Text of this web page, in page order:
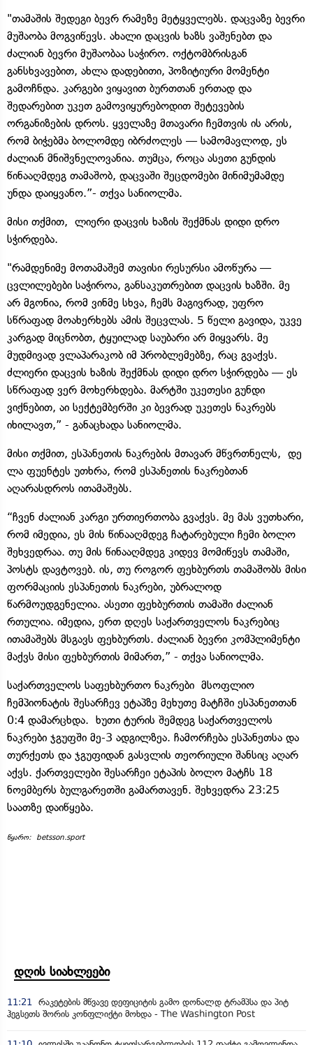
"თამაშის შედეგი ბევრ რამეზე მეტყველებს. დაცვაზე ბევრი
მუშაობა მოგვიწევს. ახალი დაცვის ხაზს ვაშენებთ და
ძალიან ბევრი მუშაობაა საჭირო. ოქტომბრისგან
განსხვავებით, ახლა დადებითი, პოზიტიური მომენტი
გამოჩნდა. კარგები ვიყავით ბურთთან ერთად და
შედარებით უკეთ გამოვიყურებოდით შეტევების
ორგანიზების დროს. ყველაზე მთავარი ჩემთვის ის არის,
რომ ბიჭებმა ბოლომდე იბრძოლეს — სამომავლოდ, ეს
ძალიან მნიშვნელოვანია. თუმცა, როცა ასეთი გუნდის
წინააღმდეგ თამაშობ, დაცვაში შეცდომები მინიმუმამდე
უნდა დაიყვანო.”- თქვა სანიოლმა.
მისი თქმით, ლიერი დაცვის ხაზის შექმნას დიდი დრო
სჭირდება.
"რამდენიმე მოთამაშემ თავისი რესურსი ამოწურა —
ცვლილებები საჭიროა, განსაკუთრებით დაცვის ხაზში. მე
არ მგონია, რომ ვინმე სხვა, ჩემს მაგივრად, უფრო
სწრაფად მოახერხებს ამის შეცვლას. 5 წელი გავიდა, უკვე
კარგად მიცნობთ, ტყუილად საუბარი არ მიყვარს. მე
მუდმივად ვლაპარაკობ იმ პრობლემებზე, რაც გვაქვს.
ძლიერი დაცვის ხაზის შექმნას დიდი დრო სჭირდება — ეს
სწრაფად ვერ მოხერხდება. მარტში უკეთესი გუნდი
ვიქნებით, აი სექტემბერში კი ბევრად უკეთეს ნაკრებს
იხილავთ,” - განაცხადა სანიოლმა.
მისი თქმით, ესპანეთის ნაკრების მთავარ მწვრთნელს, დე
ლა ფუენტეს უთხრა, რომ ესპანეთის ნაკრებთან
აღარასდროს ითამაშებს.
“ჩვენ ძალიან კარგი ურთიერთობა გვაქვს. მე მას ვუთხარი,
რომ იმედია, ეს მის წინააღმდეგ ჩატარებული ჩემი ბოლო
შეხვედრაა. თუ მის წინააღმდეგ კიდევ მომიწევს თამაში,
პოსტს დავტოვებ. ის, თუ როგორ ფეხბურთს თამაშობს მისი
ფორმაციის ესპანეთის ნაკრები, უბრალოდ
წარმოუდგენელია. ასეთი ფეხბურთის თამაში ძალიან
რთულია. იმედია, ერთ დღეს საქართველოს ნაკრებიც
ითამაშებს მსგავს ფეხბურთს. ძალიან ბევრი კომპლიმენტი
მაქვს მისი ფეხბურთის მიმართ,” - თქვა სანიოლმა.
საქართველოს საფეხბურთო ნაკრები მსოფლიო
ჩემპიონატის შესარჩევ ეტაპზე მეხუთე მატჩში ესპანეთთან
0:4 დამარცხდა. ხუთი ტურის შემდეგ საქართველოს
ნაკრები ჯგუფში მე-3 ადგილზეა. ჩამორჩება ესპანეთსა და
თურქეთს და ჯგუფიდან გასვლის თეორიული შანსიც აღარ
აქვს. ქართველები შესარჩეი ეტაპის ბოლო მატჩს 18
ნოემბერს ბულგარეთში გამართავენ. შეხვედრა 23:25
საათზე დაიწყება.
წყარო: betsson.sport
დღის სიახლეები
11:21
რაკეტების მწვავე დეფიციტის გამო დონალდ ტრამპსა და პიტ
ჰეგსეთს შორის კონფლიქტი მოხდა - The Washington Post